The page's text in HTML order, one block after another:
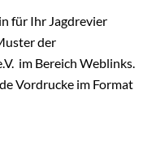
für Ihr Jagdrevier
der
im Bereich Weblinks.
Vordrucke im Format